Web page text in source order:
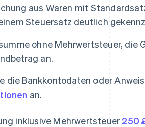
aus Waren mit
Steuersatz deutlich
ohne Mehrwertsteuer, die
an.
die Bankkontodaten oder
an.
inklusive Mehrwertsteuer 250